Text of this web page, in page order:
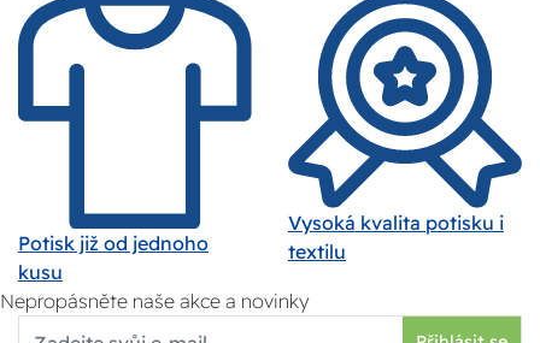
Potisk již od jednoho
kusu
Vysoká kvalita potisku i
textilu
Nepropásněte naše akce a novinky